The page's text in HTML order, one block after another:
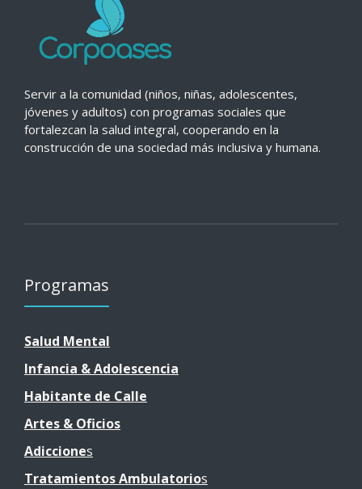
Servir a la comunidad (niños, niñas, adolescentes,
jóvenes y adultos) con programas sociales que
fortalezcan la salud integral, cooperando en la
construcción de una sociedad más inclusiva y humana.
Programas
Salud Mental
Infancia & Adolescencia
Habitante de Calle
Artes & Oficios
AdiccioneS
Tratamientos AmbulatorioS